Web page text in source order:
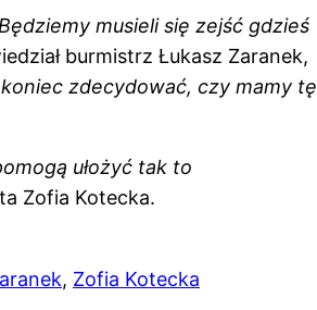
musieli się zejść gdzieś
burmistrz Łukasz Zaranek,
zdecydować, czy mamy tę
ułożyć tak to
Zofia Kotecka.
, Zofia Kotecka